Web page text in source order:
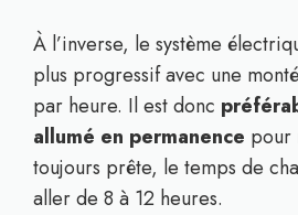
À l’inverse, le système
plus progressif avec une
par heure. Il est donc
allumé en permanence pour
toujours prête, le temps de
aller de 8 à 12 heures.